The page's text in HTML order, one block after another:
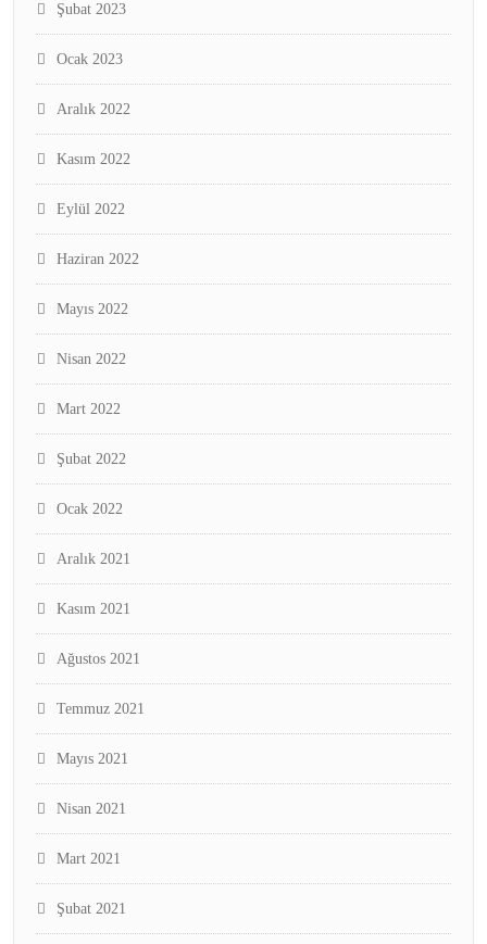
Şubat 2023
Ocak 2023
Aralık 2022
Kasım 2022
Eylül 2022
Haziran 2022
Mayıs 2022
Nisan 2022
Mart 2022
Şubat 2022
Ocak 2022
Aralık 2021
Kasım 2021
Ağustos 2021
Temmuz 2021
Mayıs 2021
Nisan 2021
Mart 2021
Şubat 2021